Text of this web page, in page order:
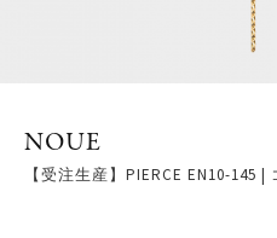
NOUE
【受注生産】PIERCE EN10-145